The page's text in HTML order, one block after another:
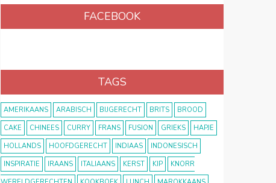
FACEBOOK
TAGS
AMERIKAANS ARABISCH BIJGERECHT BRITS
BROOD
CAKE
CHINEES CURRY FRANS FUSION GRIEKS
HAPJE
HOLLANDS
HOOFDGERECHT INDIAAS
INDONESISCH
INSPIRATIE
IRAANS ITALIAANS KERST KIP
KNORR